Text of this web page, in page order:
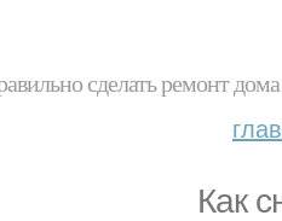
сделать ремонт
Как